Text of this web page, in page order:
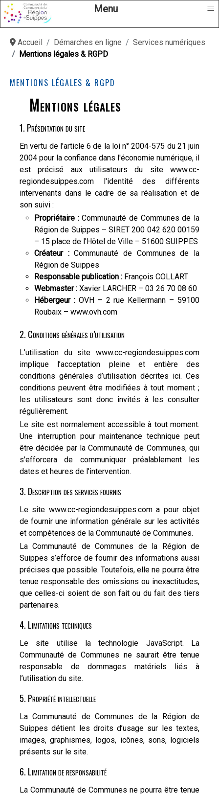
Menu ≡
Accueil Démarches en ligne
Services numériques
Mentions légales & RGPD
MENTIONS LÉGALES & RGPD
Mentions légales
1. Présentation du site
En vertu de l'article 6 de la loi n° 2004-575 du 21 juin
2004 pour la confiance dans l'économie numérique, il
est précisé aux utilisateurs du site www.cc-
regiondesuippes.com l'identité des différents
intervenants dans le cadre de sa réalisation et de
son suivi :
Propriétaire :Communauté de Communes de la
Région de Suippes – SIRET 200 042 620 00159
– 15 place de l'Hôtel de Ville – 51600 SUIPPES
Créateur :Communauté de Communes de la
Région de Suippes
Responsable publication : François COLLART
Webmaster : Xavier LARCHER – 03 26 70 08 60
Hébergeur :OVH – 2 rue Kellermann – 59100
Roubaix – www.ovh.com
2. Conditions générales d’utilisation
L’utilisation du site www.cc-regiondesuippes.com
implique l’acceptation pleine et entière des
conditions générales d’utilisation décrites ici. Ces
conditions peuvent être modifiées à tout moment ;
les utilisateurs sont donc invités à les consulter
régulièrement.
Le site est normalement accessible à tout moment.
Une interruption pour maintenance technique peut
être décidée par la Communauté de Communes, qui
s'efforcera de communiquer préalablement les
dates et heures de l’intervention.
3. Description des services fournis
Le site www.cc-regiondesuippes.com a pour objet
de fournir une information générale sur les activités
et compétences de la Communauté de Communes.
La Communauté de Communes de la Région de
Suippes s’efforce de fournir des informations aussi
précises que possible. Toutefois, elle ne pourra être
tenue responsable des omissions ou inexactitudes,
que celles-ci soient de son fait ou du fait des tiers
partenaires.
4. Limitations techniques
Le site utilise la technologie JavaScript. La
Communauté de Communes ne saurait être tenue
responsable de dommages matériels liés à
l’utilisation du site.
5. Propriété intellectuelle
La Communauté de Communes de la Région de
Suippes détient les droits d’usage sur les textes,
images, graphismes, logos, icônes, sons, logiciels
présents sur le site.
6. Limitation de responsabilité
La Communauté de Communes ne pourra être tenue